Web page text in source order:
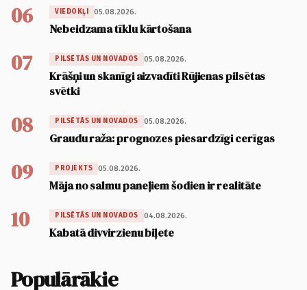
06 VIEDOKĻI 05.08.2026.
Nebeidzama tīklu kārtošana
07 PILSĒTĀS UN NOVADOS 05.08.2026.
Krāšņi un skanīgi aizvadīti Rūjienas pilsētas
svētki
08 PILSĒTĀS UN NOVADOS 05.08.2026.
Graudu raža: prognozes piesardzīgi cerīgas
09 PROJEKTS 05.08.2026.
Māja no salmu paneļiem šodien ir realitāte
10 PILSĒTĀS UN NOVADOS 04.08.2026.
Kabatā divvirzienu biļete
Populārākie